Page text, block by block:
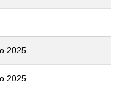
2025
2025